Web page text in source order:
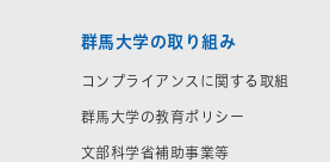
群馬大学の取り組み
コンプライアンスに関する取組
群馬大学の教育ポリシー
文部科学省補助事業等